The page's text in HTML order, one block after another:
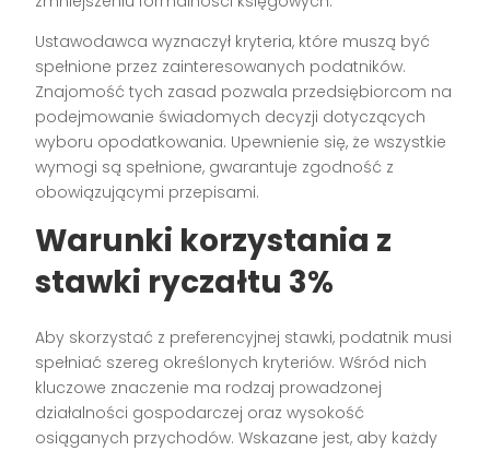
Ustawodawca wyznaczył kryteria, które muszą być
spełnione przez zainteresowanych podatników.
Znajomość tych zasad pozwala przedsiębiorcom na
podejmowanie świadomych decyzji dotyczących
wyboru opodatkowania. Upewnienie się, że wszystkie
wymogi są spełnione, gwarantuje zgodność z
obowiązującymi przepisami.
Warunki korzystania z
stawki ryczałtu 3%
Aby skorzystać z preferencyjnej stawki, podatnik musi
spełniać szereg określonych kryteriów. Wśród nich
kluczowe znaczenie ma rodzaj prowadzonej
działalności gospodarczej oraz wysokość
osiąganych przychodów. Wskazane jest, aby każdy